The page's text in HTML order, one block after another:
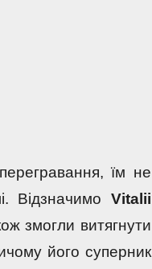
їм не
Відзначимо Vitalii
зупинився на позначці "2". Причому його суперник